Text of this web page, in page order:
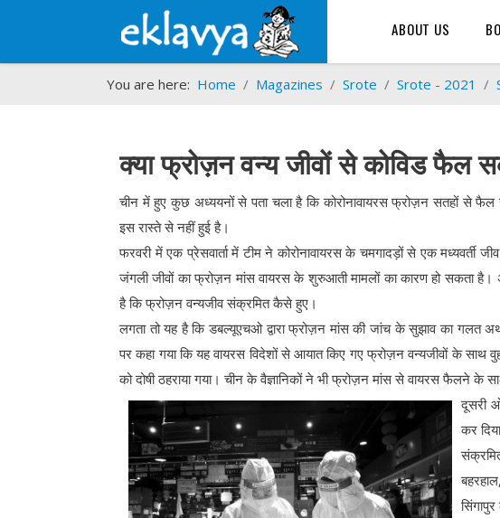
ABOUT US
You are here: Home Magazines Srote Srote - 2021
क्या फ्रोज़न वन्य जीवों से कोविड फैल
चीन में हुए कुछ अध्ययनों से पता चला है कि कोरोनावायरस फ्रोज़न सतहों से
इस रास्ते से नहीं हुई है।
फरवरी में एक प्रेसवार्ता में टीम ने कोरोनावायरस के चमगादड़ों से एक मध्यवर्ती
जंगली जीवों का फ्रोज़न मांस वायरस के शुरुआती मामलों का कारण हो सकता
है कि फ्रोज़न वन्यजीव संक्रमित कैसे हुए।
लगता तो यह है कि डबल्यूएचओ द्वारा फ्रोज़न मांस की जांच के सुझाव का
पर कहा गया कि यह वायरस विदेशों से आयात किए गए फ्रोज़न वन्यजीवों के
को दोषी ठहराया गया। चीन के वैज्ञानिकों ने भी फ्रोज़न मांस से वायरस फैलने के
दूसरी
कर